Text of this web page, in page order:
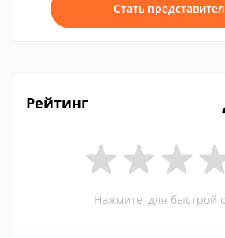
Стать
Рейтинг
Нажмите, для быстрой